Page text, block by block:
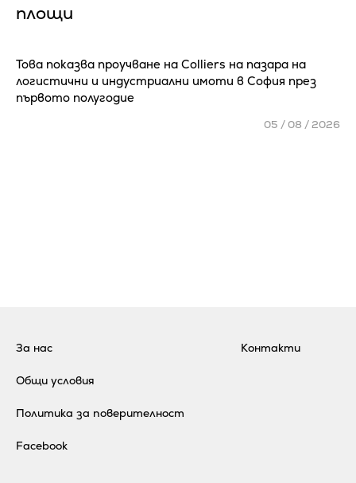
площи
Това показва проучване на Colliers на пазара на
логистични и индустриални имоти в София през
първото полугодие
05 / 08 / 2026
За нас
Общи условия
Политика за поверителност
Контакти
Facebook